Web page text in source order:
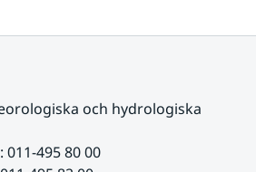
och hydrologiska
011-495 80 00